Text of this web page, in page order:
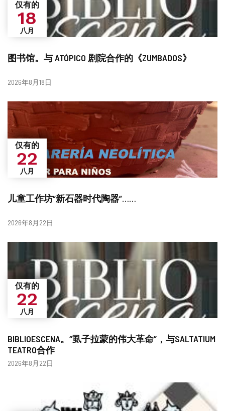
图书馆。与 ATÓPICO 剧院合作的《ZUMBADOS》
仅有的
18
八月
日
2026年8月18日
儿童工作坊“新石器时代陶器”……
仅有的
22
八月
日
2026年8月22日
BIBLIOESCENA。“虱子拉蒙的伟大革命”，与SALTATIUM
TEATRO合作
仅有的
22
八月
日
2026年8月22日